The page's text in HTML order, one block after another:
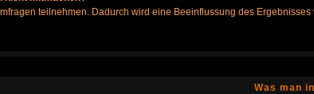
teilnehmen. Dadurch wird eine Beeinflussung des
Was man